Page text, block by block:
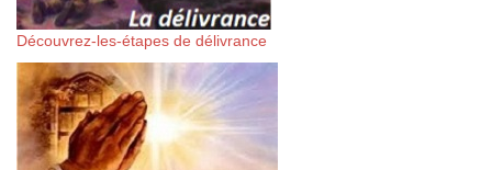
Découvrez-les-étapes de délivrance